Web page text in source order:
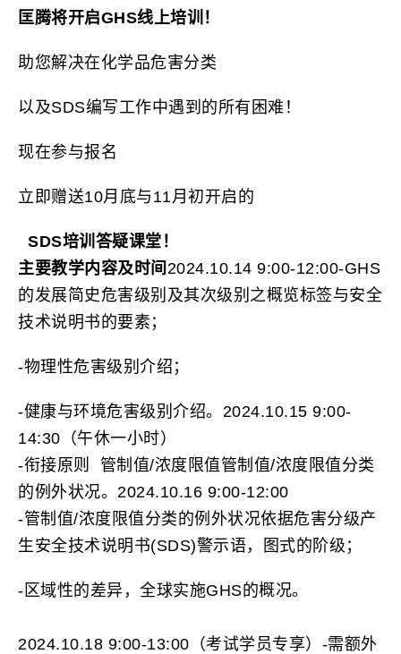
匡腾将开启GHS线上培训！
助您解决在化学品危害分类
以及SDS编写工作中遇到的所有困难！
现在参与报名
立即赠送10月底与11月初开启的
SDS培训答疑课堂！
主要教学内容及时间 2024.10.14 9:00-12:00-GHS
的发展简史危害级别及其次级别之概览标签与安全
技术说明书的要素；
-物理性危害级别介绍；
-健康与环境危害级别介绍。2024.10.15 9:00-
14:30（午休一小时）
-衔接原则 管制值/浓度限值管制值/浓度限值分类
的例外状况。2024.10.16 9:00-12:00
-管制值/浓度限值分类的例外状况依据危害分级产
生安全技术说明书(SDS)警示语，图式的阶级；
-区域性的差异，全球实施GHS的概况。
2024.10.18 9:00-13:00（考试学员专享）-需额外